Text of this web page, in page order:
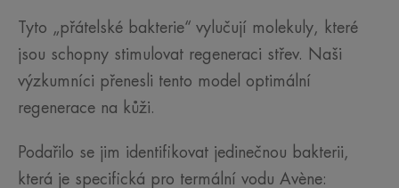
Tyto „přátelské bakterie“ vylučují molekuly, které
jsou schopny stimulovat regeneraci střev. Naši
výzkumníci přenesli tento model optimální
regenerace na kůži.
Podařilo se jim identifikovat jedinečnou bakterii,
která je specifická pro termální vodu Avène: